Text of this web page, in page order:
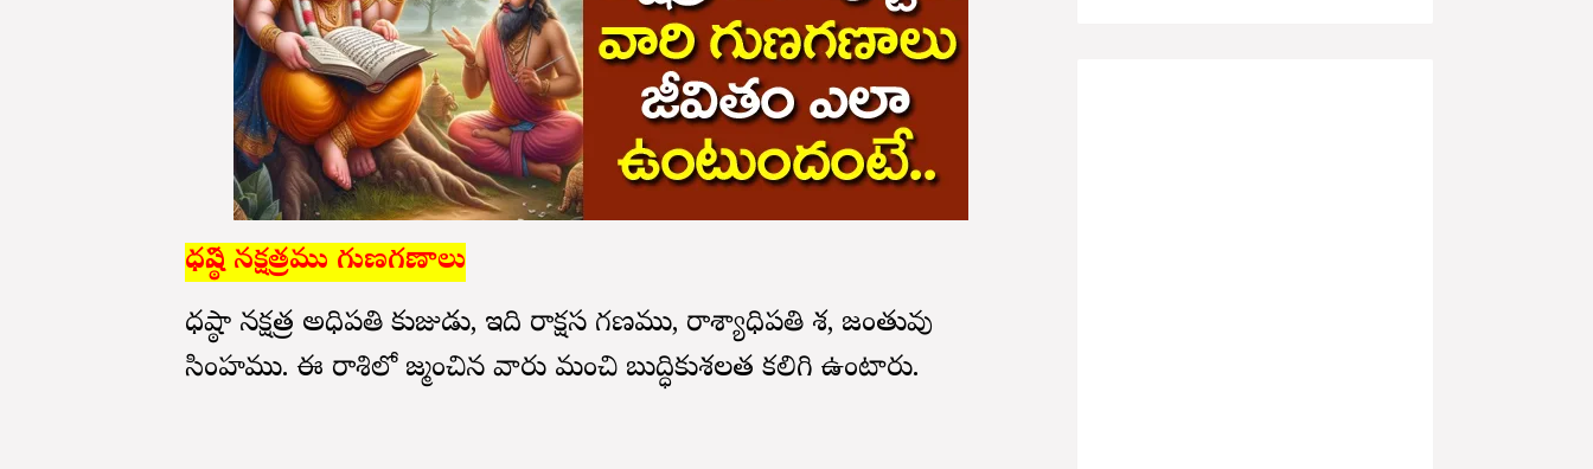
ధనిష్ఠ నక్షత్రము గుణగణాలు
ధనిష్ఠా నక్షత్ర అధిపతి కుజుడు, ఇది రాక్షస గణము, రాశ్యాధిపతి శని, జంతువు
సింహము. ఈ రాశిలో జన్మించిన వారు మంచి బుద్ధికుశలత కలిగి ఉంటారు.